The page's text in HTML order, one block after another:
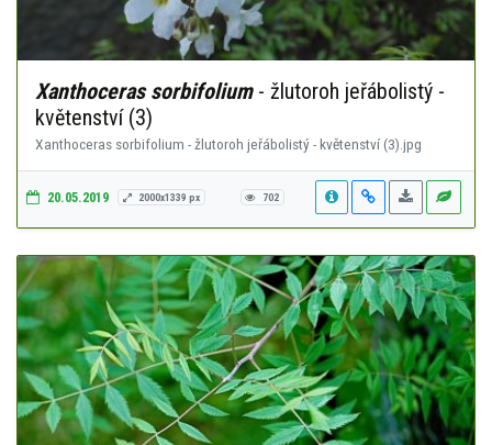
Xanthoceras sorbifolium- žlutoroh jeřábolistý -
květenství (3)
Xanthoceras sorbifolium - žlutoroh jeřábolistý - květenství (3).jpg
20.05.2019 2000x1339 px 702